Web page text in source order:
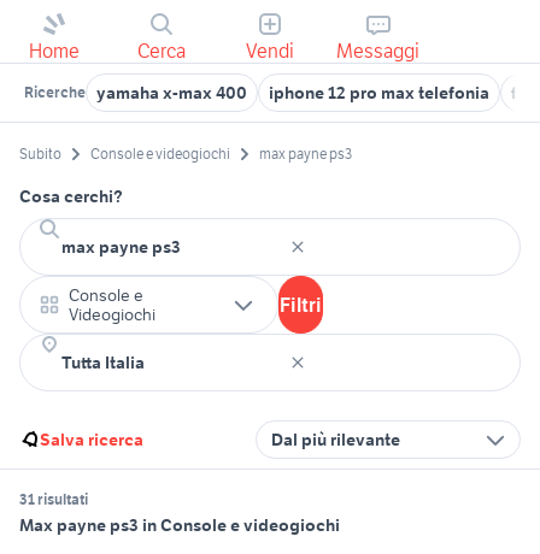
Home Cerca Vendi Messaggi
Ricerche yamaha x-max 400 iphone 12 pro max telefonia
Subito Console e videogiochi max payne ps3
Cosa cerchi?
Console e
Videogiochi
Filtri
Salva ricerca Dal più rilevante
31 risultati
Max payne ps3 in Console e videogiochi